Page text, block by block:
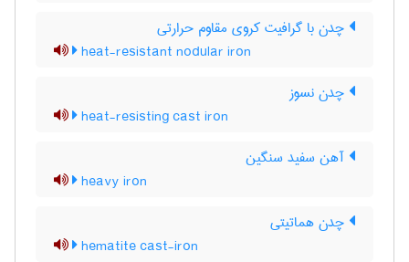
چدن با گرافیت کروی مقاوم حرارتی
heat-resistant nodular iron
چدن نسوز
heat-resisting cast iron
آهن سفید سنگین
heavy iron
چدن هماتیتی
hematite cast-iron